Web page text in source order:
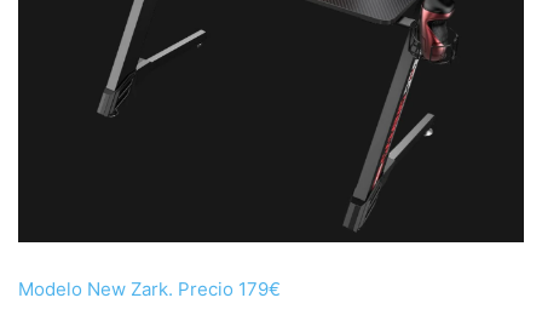
Modelo New Zark. Precio 179€